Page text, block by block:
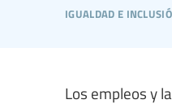
igualdad e
Los empleos y